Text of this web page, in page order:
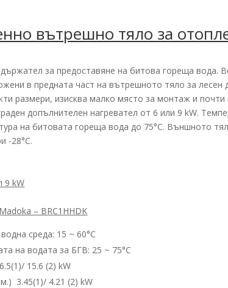
вътрешно тяло за
за предоставяне на битова гореща вода.
в предната част на вътрешното тяло за лесен
размери, изисква малко място за монтаж и почти
допълнителен нагревател от 6 или 9 kW.
на битовата гореща вода до 75°С. Външното
-28°С.
9 kW
– BRC1HHDK
среда: 15 ~ 60°С
на водата за БГВ: 25 ~ 75°С
15.6 (2) kW
3.45(1)/ 4.21 (2) kW